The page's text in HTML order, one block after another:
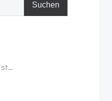
Suchen